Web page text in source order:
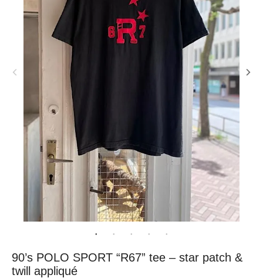
90’s POLO SPORT “R67” tee – star patch &
twill appliqué